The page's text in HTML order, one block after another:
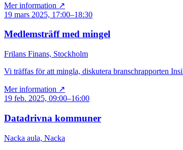
Mer information ↗
19 mars 2025, 17:00–18:30
Medlemsträff med mingel
Frilans Finans, Stockholm
Vi träffas för att mingla, diskutera branschrapporten
Mer information ↗
19 feb. 2025, 09:00–16:00
Datadrivna kommuner
Nacka aula, Nacka